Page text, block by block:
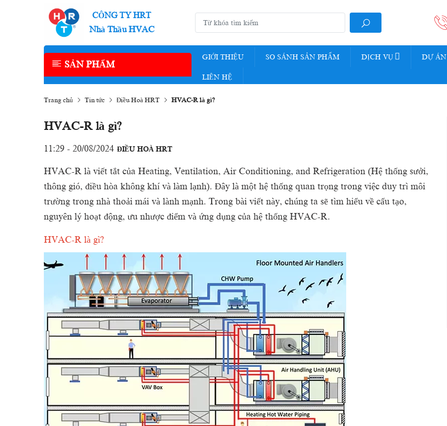
CÔNG TY HRT
Nhà Thầu HVAC
SẢN PHẨM
GIỚI THIỆU SO SÁNH SẢN PHẨM DỊCH VỤ DỰ ÁN
LIÊN HỆ
Trang chủ Tin tức Điều Hoà HRT HVAC-R là gì?
HVAC-R là gì?
11:29 - 20/08/2024 ĐIỀU HOÀ HRT
HVAC-R là viết tắt của Heating, Ventilation, Air Conditioning, and Refrigeration (Hệ thống sưởi,
thông gió, điều hòa không khí và làm lạnh). Đây là một hệ thống quan trọng trong việc duy trì môi
trường trong nhà thoải mái và lành mạnh. Trong bài viết này, chúng ta sẽ tìm hiểu về cấu tạo,
nguyên lý hoạt động, ưu nhược điểm và ứng dụng của hệ thống HVAC-R.
HVAC-R là gì?